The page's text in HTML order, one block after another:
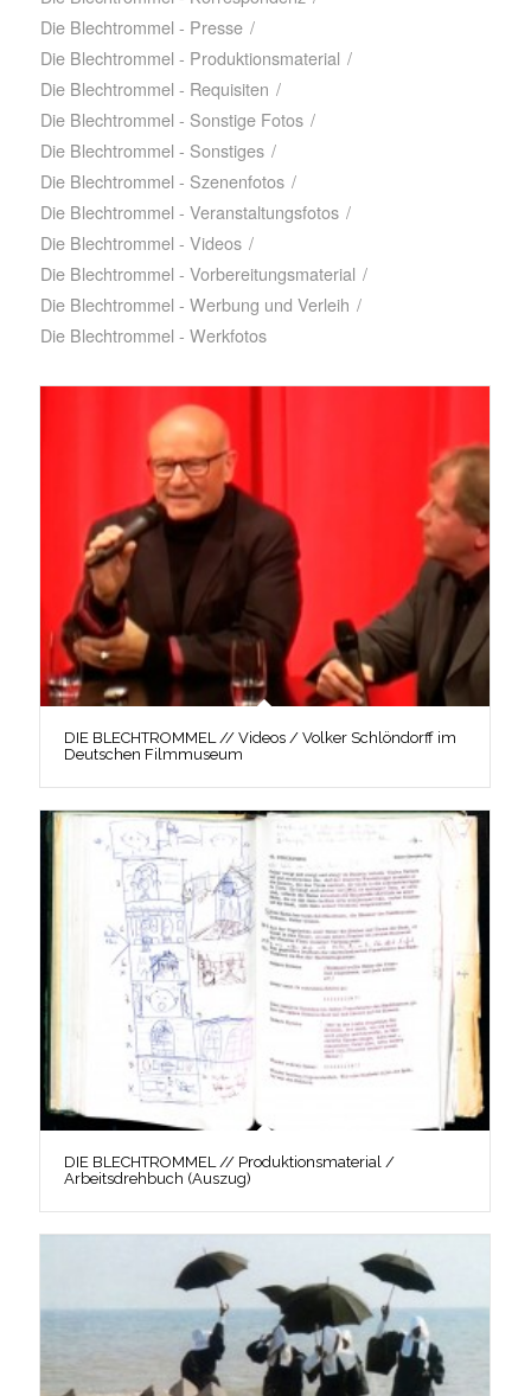
Die Blechtrommel - Presse /
Die Blechtrommel - Produktionsmaterial /
Die Blechtrommel - Requisiten /
Die Blechtrommel - Sonstige Fotos /
Die Blechtrommel - Sonstiges /
Die Blechtrommel - Szenenfotos /
Die Blechtrommel - Veranstaltungsfotos /
Die Blechtrommel - Videos /
Die Blechtrommel - Vorbereitungsmaterial /
Die Blechtrommel - Werbung und Verleih /
Die Blechtrommel - Werkfotos
DIE BLECHTROMMEL // Videos / Volker Schlöndorff im
Deutschen Filmmuseum
DIE BLECHTROMMEL // Produktionsmaterial /
Arbeitsdrehbuch (Auszug)